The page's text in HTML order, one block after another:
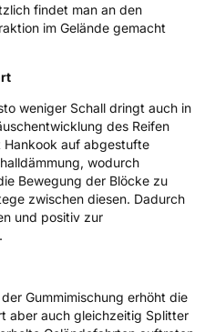
findet man an den
im Gelände gemacht
weniger Schall dringt auch in
des Reifen
auf abgestufte
wodurch
Bewegung der Blöcke zu
zwischen diesen. Dadurch
und positiv zur
Gummimischung erhöht die
aber auch gleichzeitig Splitter